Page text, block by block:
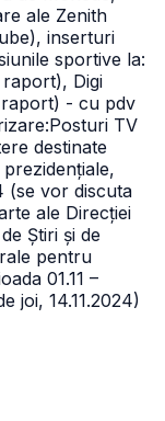
ale Zenith
inserturi
sportive la:
Digi
- cu pdv
Posturi TV
destinate
(se vor discuta
ale Direcției
Știri și de
pentru
01.11 –
joi, 14.11.2024)